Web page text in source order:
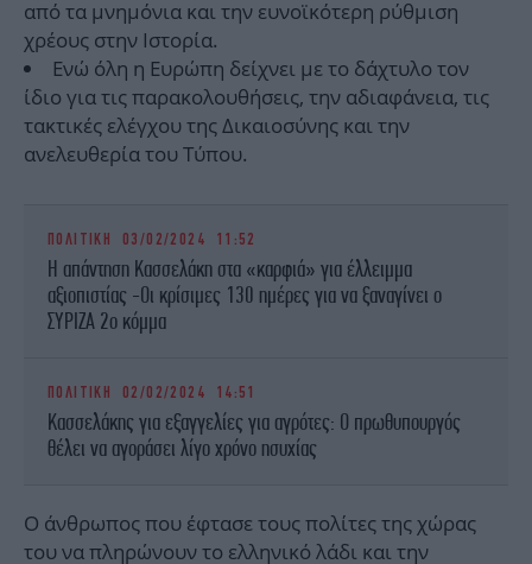
από τα μνημόνια και την ευνοϊκότερη ρύθμιση
χρέους στην Ιστορία.
Ενώ όλη η Ευρώπη δείχνει με το δάχτυλο τον
ίδιο για τις παρακολουθήσεις, την αδιαφάνεια, τις
τακτικές ελέγχου της Δικαιοσύνης και την
ανελευθερία του Τύπου.
ΠΟΛΙΤΙΚΗ 03/02/2024 11:52
Η απάντηση Κασσελάκη στα «καρφιά» για έλλειμμα
αξιοπιστίας -Οι κρίσιμες 130 ημέρες για να ξαναγίνει o
ΣΥΡΙΖΑ 2ο κόμμα
ΠΟΛΙΤΙΚΗ 02/02/2024 14:51
Κασσελάκης για εξαγγελίες για αγρότες: Ο πρωθυπουργός
θέλει να αγοράσει λίγο χρόνο ησυχίας
Ο άνθρωπος που έφτασε τους πολίτες της χώρας
του να πληρώνουν το ελληνικό λάδι και την